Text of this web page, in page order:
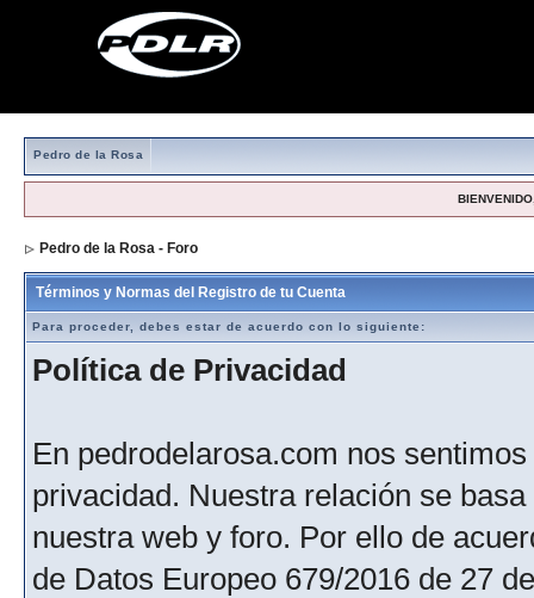
Pedro de la Rosa
Pedro de la Rosa - Foro
Términos y Normas del Registro de tu Cuenta
Para proceder, debes estar de acuerdo con lo siguiente:
Política de Privacidad
En pedrodelarosa.com nos
privacidad. Nuestra relación se
nuestra web y foro. Por ello de
de Datos Europeo 679/2016 de 27